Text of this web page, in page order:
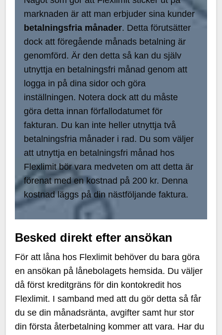
marknaden är att man erbjuder sina kunder
betalningsfria månader. Detta förutsätter
dock att föregående månads betalning är
genomförd. Är den detta så kan du själv
utnyttja en betalningsfri månad genom att
logga in på dina sidor och göra
inställningen. Notera dock att du måste
göra detta innan förfallodatumet för
fakturan. Du kan inte heller utnyttja två
betalningsfria månader i rad. Du som väljer
att utnyttja en betalningsfri månad hos
Flexlimit bör vara medveten om att detta är
förenat med en kostnad på 200 kr. Denna
kostnad läggs på din nästföljande faktura.
Besked direkt efter ansökan
För att låna hos Flexlimit behöver du bara göra
en ansökan på lånebolagets hemsida. Du väljer
då först kreditgräns för din kontokredit hos
Flexlimit. I samband med att du gör detta så får
du se din månadsränta, avgifter samt hur stor
din första återbetalning kommer att vara. Har du